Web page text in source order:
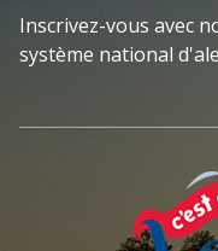
Inscrivez-vous avec
système national